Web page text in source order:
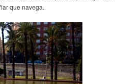
que navega.